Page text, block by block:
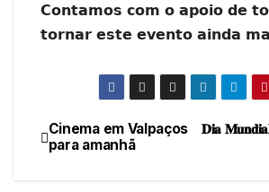
𝗖𝗼𝗻𝘁𝗮𝗺𝗼𝘀 𝗰𝗼𝗺 𝗼 𝗮𝗽𝗼𝗶𝗼 𝗱𝗲
𝘁𝗼𝗿𝗻𝗮𝗿 𝗲𝘀𝘁𝗲 𝗲𝘃𝗲𝗻𝘁𝗼 𝗮𝗶𝗻𝗱𝗮
Navegação
𝐃𝐢𝐚
Cinema em Valpaços
para amanhã